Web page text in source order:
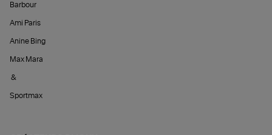
Barbour
Ami Paris
Anine Bing
Max Mara
&
Sportmax